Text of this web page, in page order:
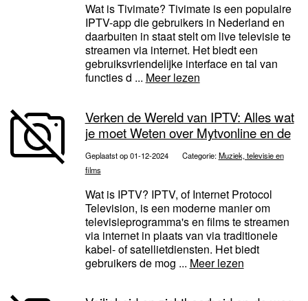
Wat is Tivimate? Tivimate is een populaire
IPTV-app die gebruikers in Nederland en
daarbuiten in staat stelt om live televisie te
streamen via internet. Het biedt een
gebruiksvriendelijke interface en tal van
functies d ... Meer lezen
Verken de Wereld van IPTV: Alles wat
je moet Weten over Mytvonline en de
Geplaatst op 01-12-2024 Categorie:Muziek, televisie en
films
Wat is IPTV? IPTV, of Internet Protocol
Television, is een moderne manier om
televisieprogramma's en films te streamen
via internet in plaats van via traditionele
kabel- of satellietdiensten. Het biedt
gebruikers de mog ... Meer lezen